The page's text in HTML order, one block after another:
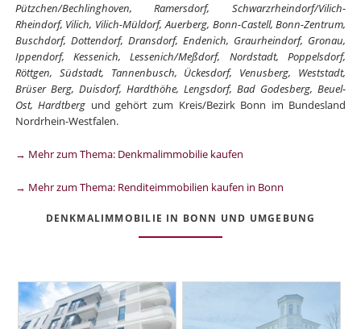
Pützchen/Bechlinghoven, Ramersdorf, Schwarzrheindorf/Vilich-
Rheindorf, Vilich, Vilich-Müldorf, Auerberg, Bonn-Castell, Bonn-Zentrum,
Buschdorf, Dottendorf, Dransdorf, Endenich, Graurheindorf, Gronau,
Ippendorf, Kessenich, Lessenich/Meßdorf, Nordstadt, Poppelsdorf,
Röttgen, Südstadt, Tannenbusch, Ückesdorf, Venusberg, Weststadt,
Brüser Berg, Duisdorf, Hardthöhe, Lengsdorf, Bad Godesberg, Beuel-
Ost, Hardtberg und gehört zum Kreis/Bezirk Bonn im Bundesland
Nordrhein-Westfalen.
→ Mehr zum Thema: Denkmalimmobilie kaufen
→ Mehr zum Thema: Renditeimmobilien kaufen in Bonn
DENKMALIMMOBILIE IN BONN UND UMGEBUNG